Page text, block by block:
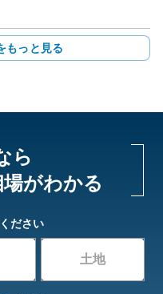
もっと見る
ら
がわかる
ださい
土地